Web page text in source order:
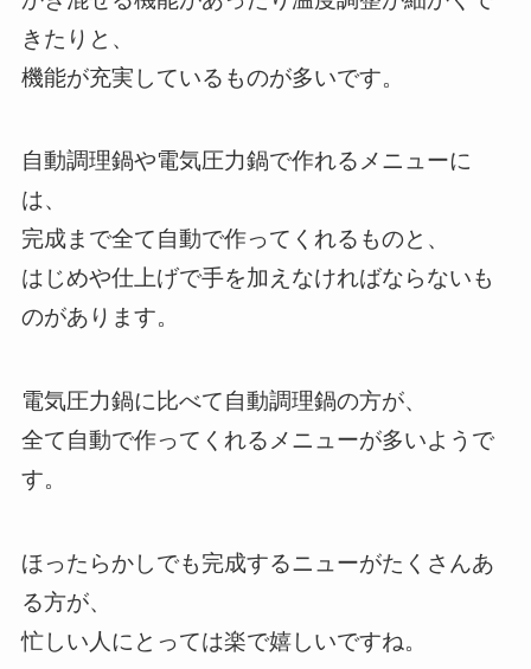
きたりと、
機能が充実しているものが多いです。
自動調理鍋や電気圧力鍋で作れるメニューに
は、
完成まで全て自動で作ってくれるものと、
はじめや仕上げで手を加えなければならないも
のがあります。
電気圧力鍋に比べて自動調理鍋の方が、
全て自動で作ってくれるメニューが多いようで
す。
ほったらかしでも完成するニューがたくさんあ
る方が、
忙しい人にとっては楽で嬉しいですね。